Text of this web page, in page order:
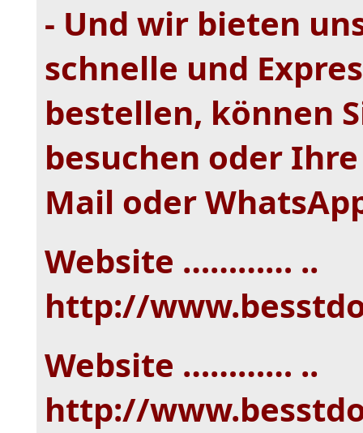
- Und wir bieten
schnelle und
bestellen, können
besuchen oder
Mail oder
Website ………… ..
http://
Website ………… ..
http://